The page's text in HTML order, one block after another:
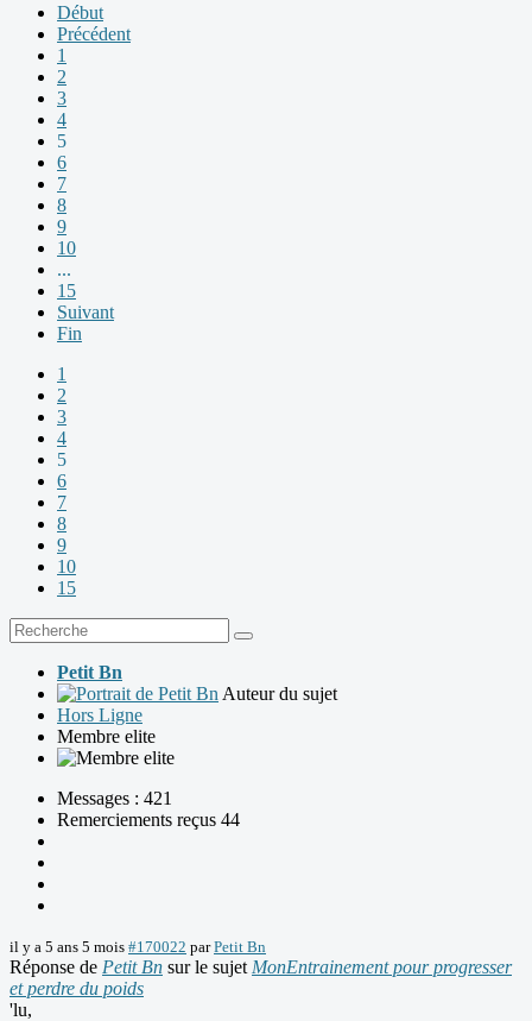
Début
Précédent
1
2
3
4
5
6
7
8
9
10
...
15
Suivant
Fin
1
2
3
4
5
6
7
8
9
10
15
Petit Bn
Auteur du sujet
Hors Ligne
Membre elite
Messages : 421
Remerciements reçus 44
il y a 5 ans 5 mois #170022 parPetit Bn
Réponse de Petit Bn sur le sujet MonEntrainement pour progresser
et perdre du poids
'lu,